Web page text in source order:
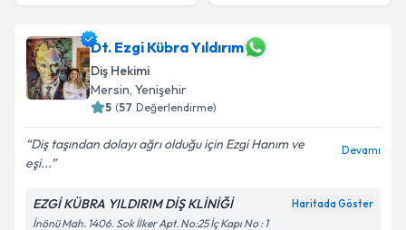
Dt. Ezgi Kübra Yıldırım
Diş Hekimi
Mersin, Yenişehir
5 (57 Değerlendirme)
Diş taşından dolayı ağrı olduğu için Ezgi Hanım ve
eşi...
Devamı
EZGİ KÜBRA YILDIRIM DİŞ KLİNİĞİ Haritada Göster
İnönü Mah. 1406. Sok İlker Apt. No:25 İç Kapı No : 1